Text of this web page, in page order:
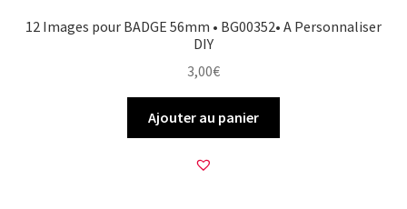
12 Images pour BADGE 56mm • BG00352• A Personnaliser
DIY
3,00€
Ajouter au panier